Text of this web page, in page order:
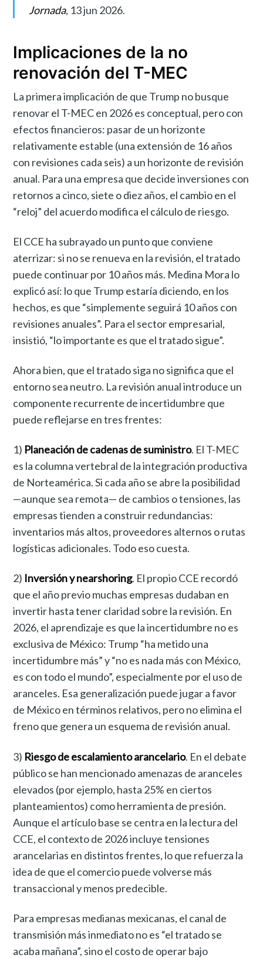
Jornada, 13 jun 2026.
Implicaciones de la no
renovación del T-MEC
La primera implicación de que Trump no busque
renovar el T-MEC en 2026 es conceptual, pero con
efectos financieros: pasar de un horizonte
relativamente estable (una extensión de 16 años
con revisiones cada seis) a un horizonte de revisión
anual. Para una empresa que decide inversiones con
retornos a cinco, siete o diez años, el cambio en el
“reloj” del acuerdo modifica el cálculo de riesgo.
El CCE ha subrayado un punto que conviene
aterrizar: si no se renueva en la revisión, el tratado
puede continuar por 10 años más. Medina Mora lo
explicó así: lo que Trump estaría diciendo, en los
hechos, es que “simplemente seguirá 10 años con
revisiones anuales”. Para el sector empresarial,
insistió, “lo importante es que el tratado sigue”.
Ahora bien, que el tratado siga no significa que el
entorno sea neutro. La revisión anual introduce un
componente recurrente de incertidumbre que
puede reflejarse en tres frentes:
1) Planeación de cadenas de suministro. El T-MEC
es la columna vertebral de la integración productiva
de Norteamérica. Si cada año se abre la posibilidad
—aunque sea remota— de cambios o tensiones, las
empresas tienden a construir redundancias:
inventarios más altos, proveedores alternos o rutas
logísticas adicionales. Todo eso cuesta.
2) Inversión y nearshoring. El propio CCE recordó
que el año previo muchas empresas dudaban en
invertir hasta tener claridad sobre la revisión. En
2026, el aprendizaje es que la incertidumbre no es
exclusiva de México: Trump “ha metido una
incertidumbre más” y “no es nada más con México,
es con todo el mundo”, especialmente por el uso de
aranceles. Esa generalización puede jugar a favor
de México en términos relativos, pero no elimina el
freno que genera un esquema de revisión anual.
3) Riesgo de escalamiento arancelario. En el debate
público se han mencionado amenazas de aranceles
elevados (por ejemplo, hasta 25% en ciertos
planteamientos) como herramienta de presión.
Aunque el artículo base se centra en la lectura del
CCE, el contexto de 2026 incluye tensiones
arancelarias en distintos frentes, lo que refuerza la
idea de que el comercio puede volverse más
transaccional y menos predecible.
Para empresas medianas mexicanas, el canal de
transmisión más inmediato no es “el tratado se
acaba mañana”, sino el costo de operar bajo